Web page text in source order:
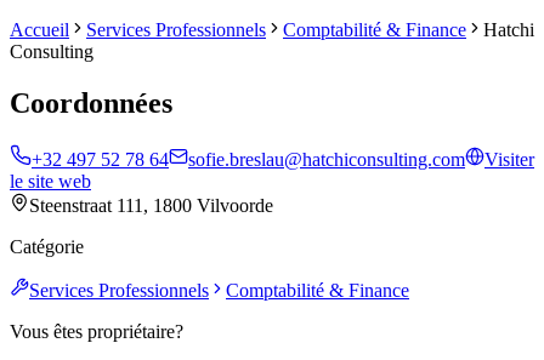
Accueil
Services Professionnels Comptabilité & Finance
Hatchi
Consulting
Coordonnées
+32 497 52 78 64 sofie.breslau@hatchiconsulting.com
Visiter
le site web
Steenstraat 111, 1800 Vilvoorde
Catégorie
Services Professionnels
Comptabilité & Finance
Vous êtes propriétaire?